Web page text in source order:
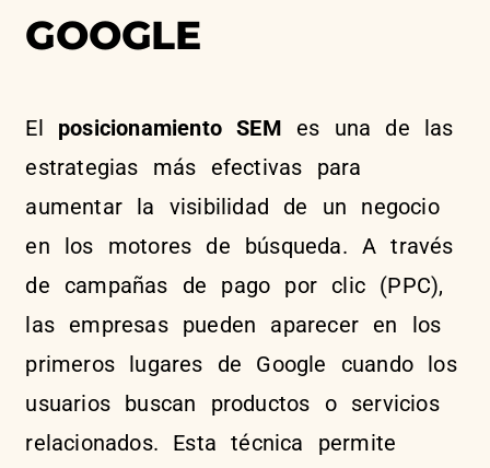
GOOGLE
El posicionamiento SEM es una de las
estrategias más efectivas para
aumentar la visibilidad de un negocio
en los motores de búsqueda. A través
de campañas de pago por clic (PPC),
las empresas pueden aparecer en los
primeros lugares de Google cuando los
usuarios buscan productos o servicios
relacionados. Esta técnica permite